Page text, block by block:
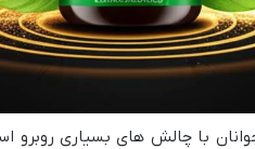
با چالش های بسیاری روبرو